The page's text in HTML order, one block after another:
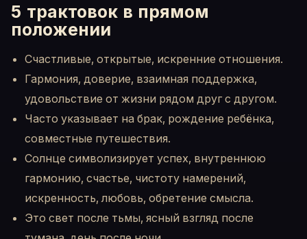
5 трактовок в прямом
положении
Счастливые, открытые, искренние отношения.
Гармония, доверие, взаимная поддержка,
удовольствие от жизни рядом друг с другом.
Часто указывает на брак, рождение ребёнка,
совместные путешествия.
Солнце символизирует успех, внутреннюю
гармонию, счастье, чистоту намерений,
искренность, любовь, обретение смысла.
Это свет после тьмы, ясный взгляд после